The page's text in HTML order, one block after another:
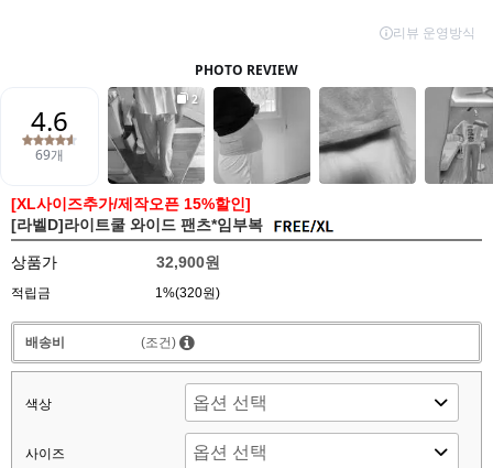
[XL사이즈추가/제작오픈 15%할인]
[라벨D]라이트쿨 와이드 팬츠*임부복
상품가 32,900원
적립금 1%(320원)
배송비 (조건)
색상
사이즈